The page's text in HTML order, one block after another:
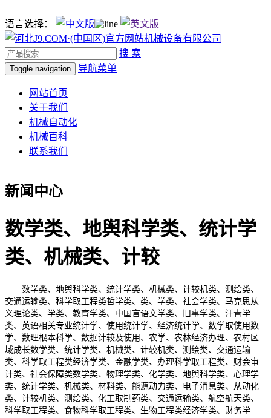
语言选择：
搜 索
Toggle navigation 导航菜单
网站首页
关于我们
机械自动化
机械百科
联系我们
新闻中心
数学类、地舆科学类、统计学
类、机械类、计较
数学类、地舆科学类、统计学类、机械类、计较机类、测绘类、
交通运输类、科学取工程类哲学类、类、学类、社会学类、马克思从
义理论类、学类、教育学类、中国言语文学类、旧事学类、汗青学
类、英语相关专业统计学、使用统计学、经济统计学、数学取使用数
学、数理根本科学、数据计较及使用、农学、农林经济办理、农村区
域成长数学类、统计学类、机械类、计较机类、测绘类、交通运输
类、科学取工程类经济学类、金融学类、办理科学取工程类、财会审
计类、社会保障类数学类、物理学类、化学类、地舆科学类、心理学
类、统计学类、机械类、材料类、能源动力类、电子消息类、从动化
类、计较机类、测绘类、化工取制药类、交通运输类、航空航天类、
科学取工程类、食物科学取工程类、生物工程类经济学类、财务学